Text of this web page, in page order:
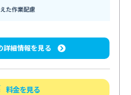
た作業配慮
詳細情報を見る
料金を見る